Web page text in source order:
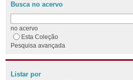
Busca no acervo
no acervo
Esta Coleção
Pesquisa avançada
Listar por